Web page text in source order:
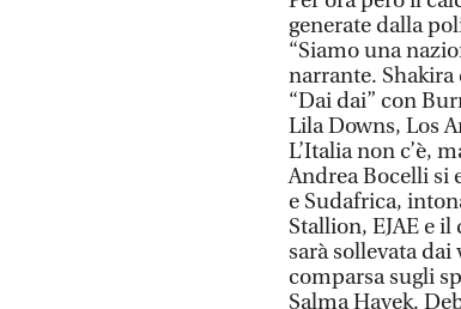
generate dalla
“Siamo una
narrante.
“Dai dai” con
Lila Downs, Los
L’Italia non c’è,
Andrea Bocelli si
e Sudafrica,
Stallion, EJAE e
sarà sollevata
comparsa sugli
Salma Hayek.